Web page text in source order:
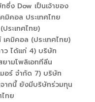
ซึ่ง Dow เป็นเจ้าของ
มิคอล ประเทศไทย
ระเทศไทย)
คมิคอล (ประเทศไทย)
ว ได้แก่ 4) บริษัท
ามโพลิเอททีลีน
อร์ จำกัด 7) บริษัท
จากนี้ ยังมีบริษัทร่วมทุน
ไทย